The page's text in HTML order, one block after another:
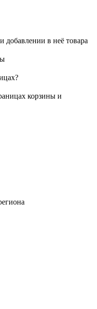
в неё товара
?
корзины и